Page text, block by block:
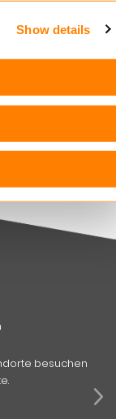
Show details
CFO
besuchen